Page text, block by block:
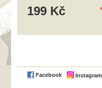
199 Kč
Facebook Instagram